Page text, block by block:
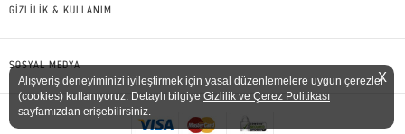
GİZLİLİK & KULLANIM
SOSYAL MEDYA
Alışveriş deneyiminizi iyileştirmek için yasal düzenlemelere uygun çerezler
(cookies) kullanıyoruz. Detaylı bilgiye Gizlilik ve Çerez Politikası
sayfamızdan erişebilirsiniz.
X